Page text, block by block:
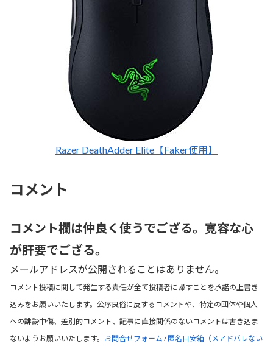
Razer DeathAdder Elite【Faker使用】
コメント
コメント欄は仲良く使うでござる。寛容な心
が肝要でござる。
メールアドレスが公開されることはありません。
コメント投稿に関して発生する責任が全て投稿者に帰すことを承諾の上書き
込みをお願いいたします。公序良俗に反するコメントや、特定の団体や個人
への誹謗中傷、差別的コメント、記事に直接関係のないコメントは書き込ま
ないようお願いいたします。 お問合せフォーム /匿名目安箱（メアドバレない